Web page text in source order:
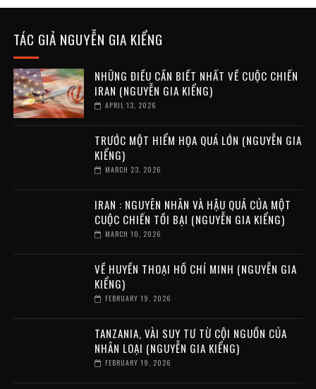
TÁC GIẢ NGUYỄN GIA KIỂNG
NHỮNG ĐIỀU CẦN BIẾT NHẤT VỀ CUỘC CHIẾN
IRAN (NGUYỄN GIA KIỂNG)
APRIL 13, 2026
TRƯỚC MỘT HIỂM HỌA QUÁ LỚN (NGUYỄN GIA
KIỂNG)
MARCH 23, 2026
IRAN : NGUYÊN NHÂN VÀ HẬU QUẢ CỦA MỘT
CUỘC CHIẾN TỒI BẠI (NGUYỄN GIA KIỂNG)
MARCH 10, 2026
VỀ HUYỀN THOẠI HỒ CHÍ MINH (NGUYỄN GIA
KIỂNG)
FEBRUARY 19, 2026
TANZANIA, VÀI SUY TƯ TỪ CỘI NGUỒN CỦA
NHÂN LOẠI (NGUYỄN GIA KIỂNG)
FEBRUARY 19, 2026